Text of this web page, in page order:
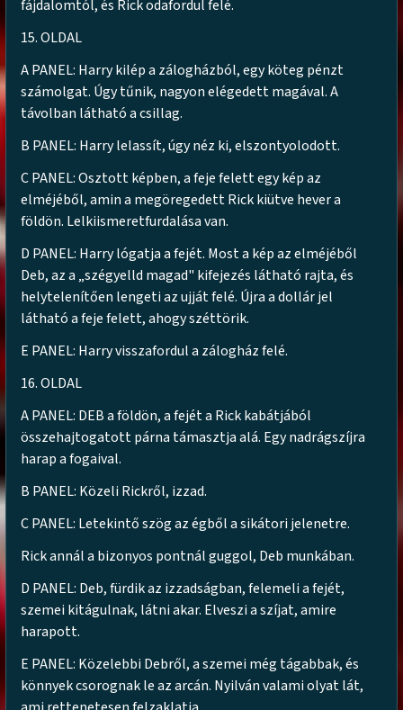
fájdalomtól, és Rick odafordul felé.
15. OLDAL
A PANEL: Harry kilép a zálogházból, egy köteg pénzt
számolgat. Úgy tűnik, nagyon elégedett magával. A
távolban látható a csillag.
B PANEL: Harry lelassít, úgy néz ki, elszontyolodott.
C PANEL: Osztott képben, a feje felett egy kép az
elméjéből, amin a megöregedett Rick kiütve hever a
földön. Lelkiismeretfurdalása van.
D PANEL: Harry lógatja a fejét. Most a kép az elméjéből
Deb, az a „szégyelld magad" kifejezés látható rajta, és
helytelenítően lengeti az ujját felé. Újra a dollár jel
látható a feje felett, ahogy széttörik.
E PANEL: Harry visszafordul a zálogház felé.
16. OLDAL
A PANEL: DEB a földön, a fejét a Rick kabátjából
összehajtogatott párna támasztja alá. Egy nadrágszíjra
harap a fogaival.
B PANEL: Közeli Rickről, izzad.
C PANEL: Letekintő szög az égből a sikátori jelenetre.
Rick annál a bizonyos pontnál guggol, Deb munkában.
D PANEL: Deb, fürdik az izzadságban, felemeli a fejét,
szemei kitágulnak, látni akar. Elveszi a szíjat, amire
harapott.
E PANEL: Közelebbi Debről, a szemei még tágabbak, és
könnyek csorognak le az arcán. Nyilván valami olyat lát,